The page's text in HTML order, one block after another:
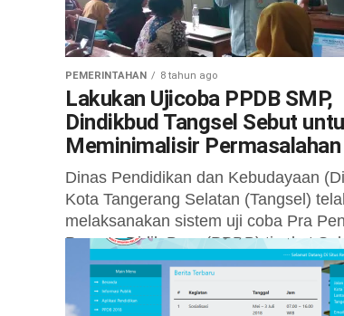
PEMERINTAHAN 8 tahun ago
Lakukan Ujicoba PPDB SMP,
Dindikbud Tangsel Sebut
Meminimalisir Permasalahan
Dinas Pendidikan dan Kebudayaan
Kota Tangerang Selatan (Tangsel)
melaksanakan sistem uji coba Pra
Peserta Didik Baru (PPDB) tingkat
Menengah Pertama (SMP) bersama...